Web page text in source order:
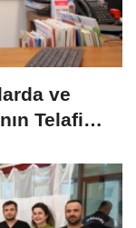
ve
Telafi